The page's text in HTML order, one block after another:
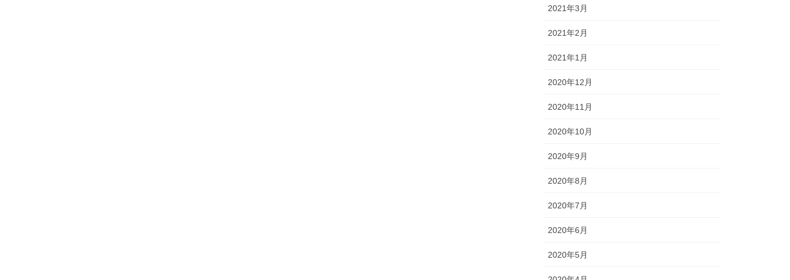
2021年3月
2021年2月
2021年1月
2020年12月
2020年11月
2020年10月
2020年9月
2020年8月
2020年7月
2020年6月
2020年5月